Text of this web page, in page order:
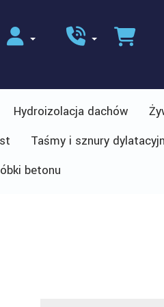
Hydroizolacja dachów
Taśmy i sznury
betonu